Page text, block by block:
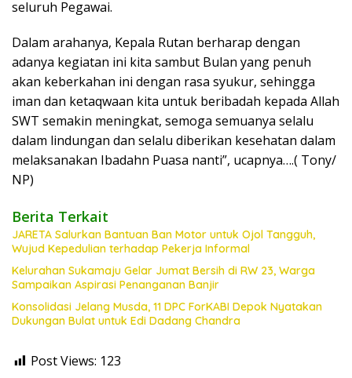
seluruh Pegawai.
Dalam arahanya, Kepala Rutan berharap dengan
adanya kegiatan ini kita sambut Bulan yang penuh
akan keberkahan ini dengan rasa syukur, sehingga
iman dan ketaqwaan kita untuk beribadah kepada Allah
SWT semakin meningkat, semoga semuanya selalu
dalam lindungan dan selalu diberikan kesehatan dalam
melaksanakan Ibadahn Puasa nanti”, ucapnya….( Tony/
NP)
Berita Terkait
JARETA Salurkan Bantuan Ban Motor untuk Ojol Tangguh,
Wujud Kepedulian terhadap Pekerja Informal
Kelurahan Sukamaju Gelar Jumat Bersih di RW 23, Warga
Sampaikan Aspirasi Penanganan Banjir
Konsolidasi Jelang Musda, 11 DPC ForKABI Depok Nyatakan
Dukungan Bulat untuk Edi Dadang Chandra
Post Views: 123